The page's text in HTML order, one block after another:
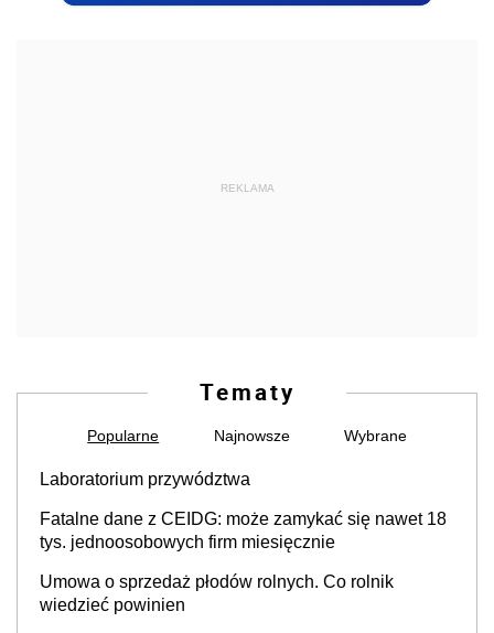
REKLAMA
Tematy
Popularne Najnowsze Wybrane
Laboratorium przywództwa
Fatalne dane z CEIDG: może zamykać się nawet 18
tys. jednoosobowych firm miesięcznie
Umowa o sprzedaż płodów rolnych. Co rolnik
wiedzieć powinien